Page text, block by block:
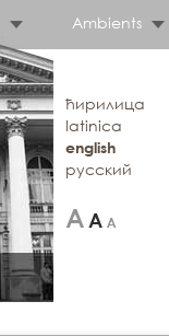
Ambients
ћирилица
latinica
english
русский